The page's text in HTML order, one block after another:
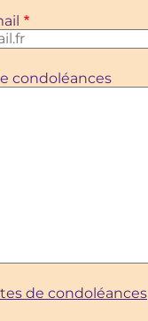
condoléances
de condoléances